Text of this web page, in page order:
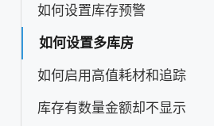
如何设置库存预警
如何设置多库房
如何启用高值耗材和追踪
库存有数量金额却不显示